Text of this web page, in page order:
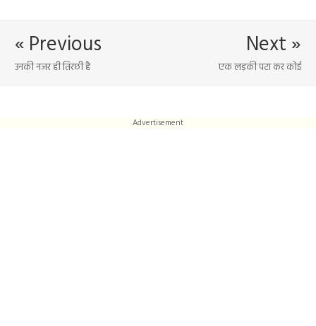
Next »
एक लड़की पटा कर कोई
« Previous
उनकी नजर ही तिरछी है
Advertisement